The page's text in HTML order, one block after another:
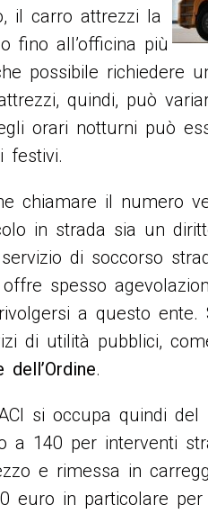
il carro attrezzi la
fino all’officina più
possibile richiedere
quindi, può
orari notturni può
festivi.
chiamare il numero
in strada sia un
di soccorso
spesso
a questo
di utilità pubblici,
.
si occupa quindi
a 140 per interventi
e rimessa in
euro in particolare